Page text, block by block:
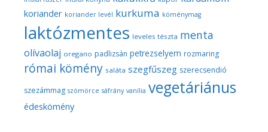
koriander koriander levél kurkuma köménymag
laktózmentes leveles tészta menta
olívaolaj oregano padlizsán petrezselyem rozmaring
római kömény saláta szegfűszeg szerecsendió
szezámmag szömörce sáfrány vanília vegetáriánus
édeskömény